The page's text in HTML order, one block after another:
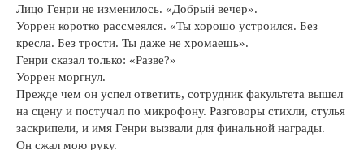
Лицо Генри не изменилось. «Добрый вечер».
Уоррен коротко рассмеялся. «Ты хорошо устроился. Без
кресла. Без трости. Ты даже не хромаешь».
Генри сказал только: «Разве?»
Уоррен моргнул.
Прежде чем он успел ответить, сотрудник факультета вышел
на сцену и постучал по микрофону. Разговоры стихли, стулья
заскрипели, и имя Генри вызвали для финальной награды.
Он сжал мою руку.